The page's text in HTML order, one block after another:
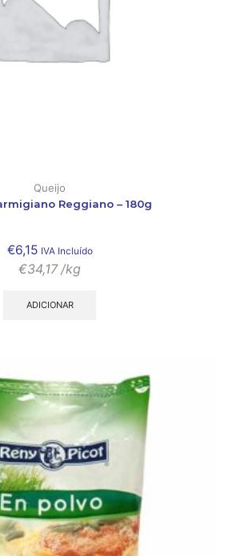
Queijo
Reggiano – 180g
€6,15 IVA Incluído
€34,17 /kg
ADICIONAR